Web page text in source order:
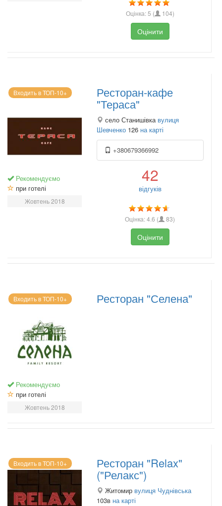
Оцінка:5 ( 104)
Оцінити
Входить в ТОП-10+
Рекомендуємо
при готелі
Жовтень 2018
Ресторан-кафе
"Тераса"
село Станишівка вулиця
Шевченко 126 на карті
+380679366992
42
відгуків
Оцінка:4.6 ( 83)
Оцінити
Входить в ТОП-10+
Рекомендуємо
при готелі
Жовтень 2018
Ресторан "Селена"
Входить в ТОП-10+ Ресторан "Relax"
("Релакс")
Житомир вулиця Чуднівська
103в на карті